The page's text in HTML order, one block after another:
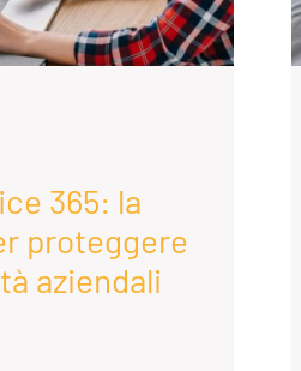
365: la
proteggere
aziendali